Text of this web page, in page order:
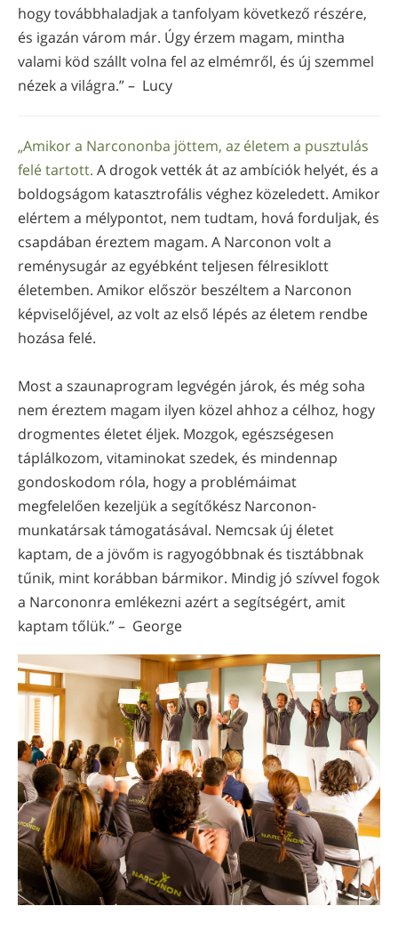
hogy továbbhaladjak a tanfolyam következő részére,
és igazán várom már. Úgy érzem magam, mintha
valami köd szállt volna fel az elmémről, és új szemmel
nézek a világra.” – Lucy
„Amikor a Narcononba jöttem, az életem a pusztulás
felé tartott. A drogok vették át az ambíciók helyét, és a
boldogságom katasztrofális véghez közeledett. Amikor
elértem a mélypontot, nem tudtam, hová forduljak, és
csapdában éreztem magam. A Narconon volt a
reménysugár az egyébként teljesen félresiklott
életemben. Amikor először beszéltem a Narconon
képviselőjével, az volt az első lépés az életem rendbe
hozása felé.
Most a szaunaprogram legvégén járok, és még soha
nem éreztem magam ilyen közel ahhoz a célhoz, hogy
drogmentes életet éljek. Mozgok, egészségesen
táplálkozom, vitaminokat szedek, és mindennap
gondoskodom róla, hogy a problémáimat
megfelelően kezeljük a segítőkész Narconon-
munkatársak támogatásával. Nemcsak új életet
kaptam, de a jövőm is ragyogóbbnak és tisztábbnak
tűnik, mint korábban bármikor. Mindig jó szívvel fogok
a Narcononra emlékezni azért a segítségért, amit
kaptam tőlük.” – George